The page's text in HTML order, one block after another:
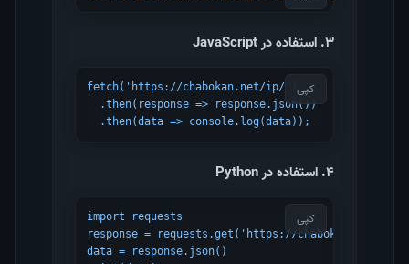
۳. استفاده در JavaScript
کپی fetch('https://chabokan.net/ip/')
  .then(response => response.json())
  .then(data => console.log(data));
۴. استفاده در Python
کپی
import requests
response = requests.get('https://chabokan.net/ip/
data = response.json()